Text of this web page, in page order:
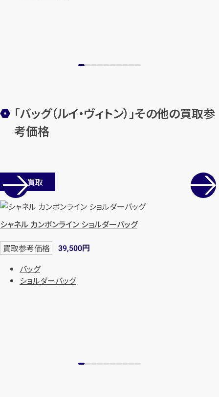
「バッグ（ルイ・ヴィトン）」その他の買取参
考価格
店舗買取
シャネル カンボンライン ショルダーバッグ
買取参考価格 39,500円
バッグ
ショルダーバッグ